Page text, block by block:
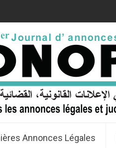
Annonces Légales